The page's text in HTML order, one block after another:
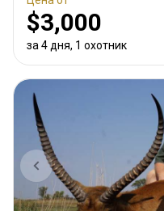
$3,000
за 4 дня, 1 охотник